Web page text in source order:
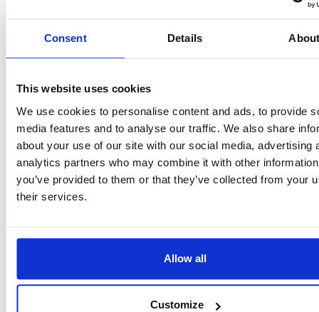
Consent Details About
This website uses cookies
We use cookies to personalise content and ads, to provide
media features and to analyse our traffic. We also share
about your use of our site with our social media, advertising
analytics partners who may combine it with other
you’ve provided to them or that they’ve collected from your
their services.
Allow all
Customize
DVB-S2
Système de cryptage
Polarisation
V
Fréquences (Mhz)
10788
2.046